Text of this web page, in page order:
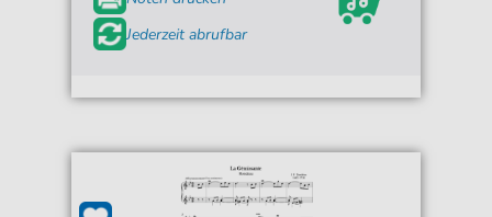
Jederzeit abrufbar